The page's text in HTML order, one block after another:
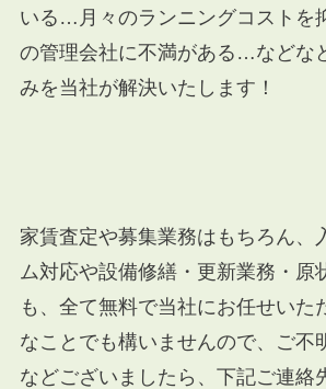
いる … 月々のランニングコスト
の管理会社に不満がある…などな
みを当社が解決いたします！
家賃査定や募集業務はもちろん、
ム対応や設備修繕・更新業務・原
も、全て無料で当社にお任せいた
なことでも構いませんので、ご不
などございましたら、下記ご連絡